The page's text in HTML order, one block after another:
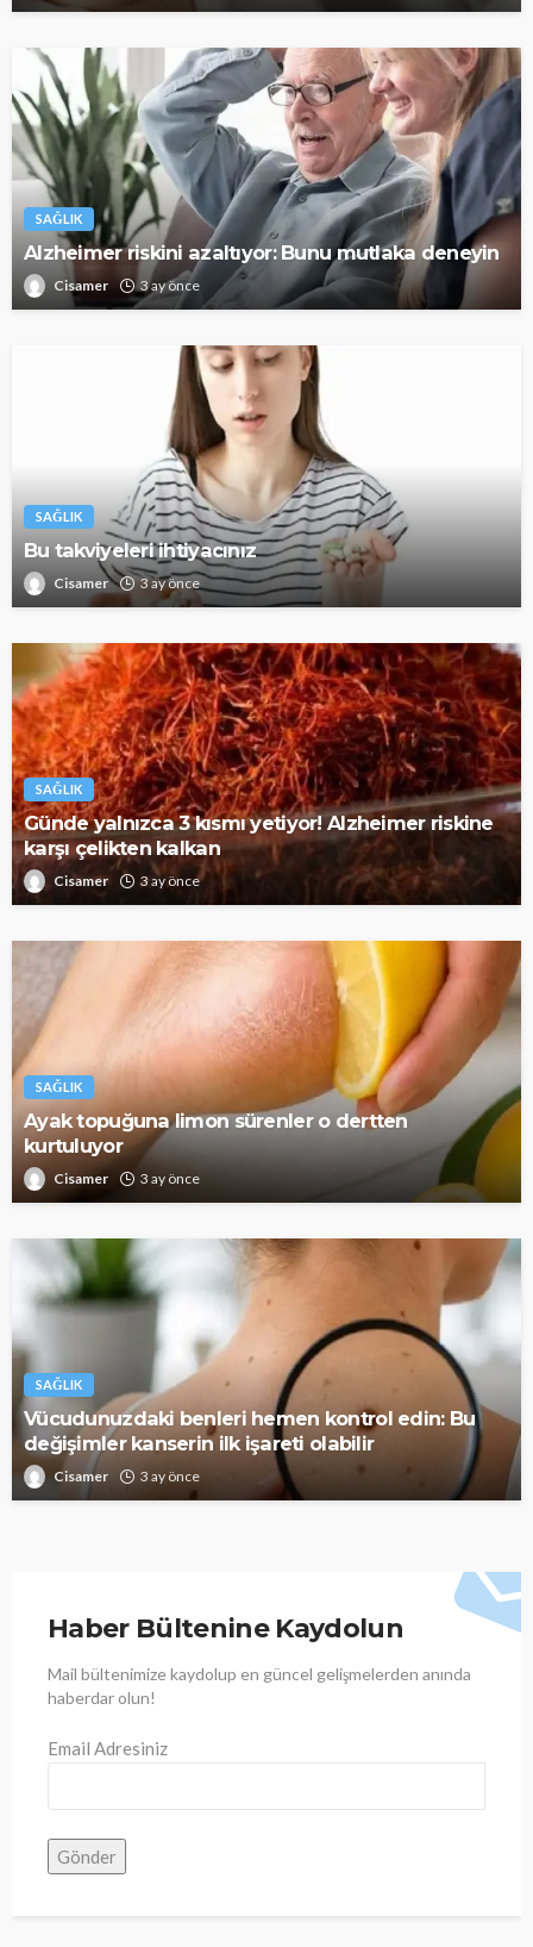
SAĞLIK
Alzheimer riskini azaltıyor: Bunu mutlaka deneyin
Cisamer 3 ay önce
SAĞLIK
Bu takviyeleri ihtiyacınız
Cisamer 3 ay önce
SAĞLIK
Günde yalnızca 3 kısmı yetiyor! Alzheimer riskine
karşı çelikten kalkan
Cisamer 3 ay önce
SAĞLIK
Ayak topuğuna limon sürenler o dertten
kurtuluyor
Cisamer 3 ay önce
SAĞLIK
Vücudunuzdaki benleri hemen kontrol edin: Bu
değişimler kanserin ilk işareti olabilir
Cisamer 3 ay önce
Haber Bültenine Kaydolun
Mail bültenimize kaydolup en güncel gelişmelerden anında
haberdar olun!
Email Adresiniz